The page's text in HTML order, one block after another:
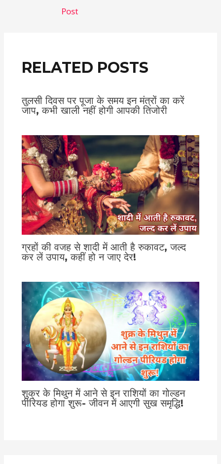
Post
RELATED POSTS
तुलसी दिवस पर पूजा के समय इन मंत्रों का करें
जाप, कभी खाली नहीं होगी आपकी तिजोरी
ग्रहों की वजह से शादी में आती है रुकावट, जल्द
कर लें उपाय, कहीं हो न जाए देर!
शुक्र के मिथुन में आने से इन राशियों का गोल्डन
पीरियड होगा शुरू- जीवन में आएगी सुख समृद्धि!